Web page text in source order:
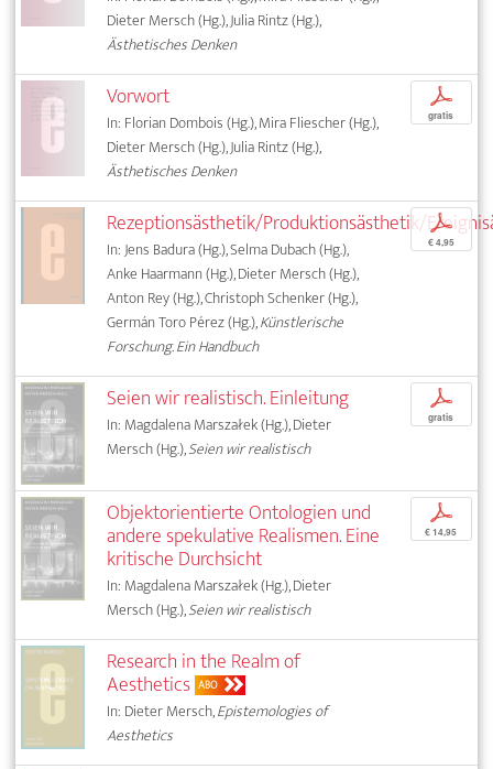
Dieter Mersch (Hg.), Julia Rintz (Hg.),
Ästhetisches Denken
Vorwort
In: Florian Dombois (Hg.), Mira Fliescher (Hg.),
Dieter Mersch (Hg.), Julia Rintz (Hg.),
Ästhetisches Denken
p
gratis
Rezeptionsästhetik/Produktionsästhetik/
In: Jens Badura (Hg.), Selma Dubach (Hg.),
Anke Haarmann (Hg.), Dieter Mersch (Hg.),
Anton Rey (Hg.), Christoph Schenker (Hg.),
Germán Toro Pérez (Hg.),Künstlerische
Forschung. Ein Handbuch
p
€ 4,95
Seien wir realistisch. Einleitung
In: Magdalena Marszałek (Hg.), Dieter
Mersch (Hg.),Seien wir realistisch
p
gratis
Objektorientierte Ontologien und
andere spekulative Realismen. Eine
kritische Durchsicht
In: Magdalena Marszałek (Hg.), Dieter
Mersch (Hg.),Seien wir realistisch
p
€ 14,95
Research in the Realm of
Aesthetics ABO
In: Dieter Mersch,Epistemologies of
Aesthetics